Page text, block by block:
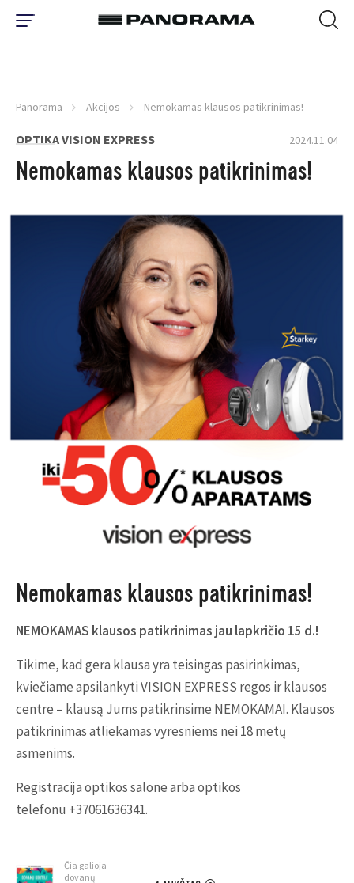
Panorama Akcijos Nemokamas klausos patikrinimas!
OPTIKA VISION EXPRESS 2024.11.04
Nemokamas klausos patikrinimas!
Nemokamas klausos patikrinimas!
NEMOKAMAS klausos patikrinimas jau lapkričio 15 d.!
Tikime, kad gera klausa yra teisingas pasirinkimas,
kviečiame apsilankyti VISION EXPRESS regos ir klausos
centre – klausą Jums patikrinsime NEMOKAMAI. Klausos
patikrinimas atliekamas vyresniems nei 18 metų
asmenims.
Registracija optikos salone arba optikos
telefonu +37061636341.
Čia galioja
dovanų